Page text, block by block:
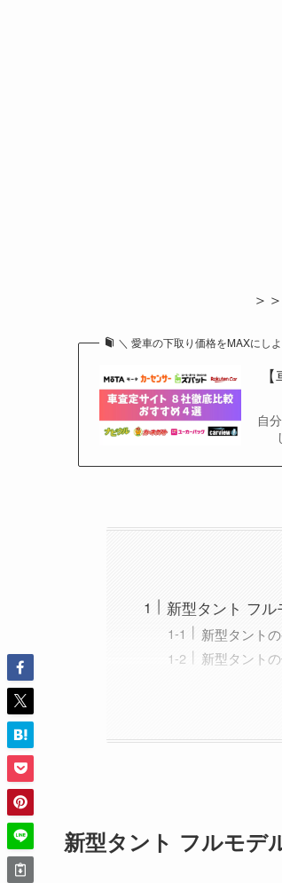
＞＞
＼ 愛車の下取り価格をMAXにし
自
新型タント フ
新型タント
新型タント
新型タント フルモデ